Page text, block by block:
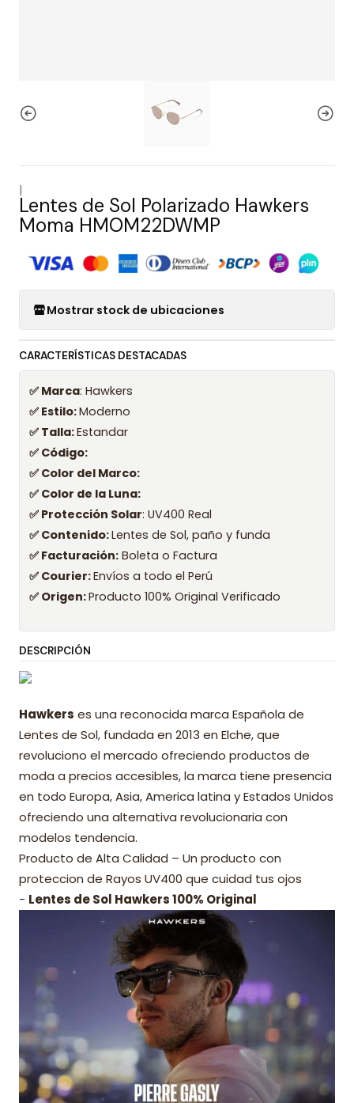
|
Lentes de Sol Polarizado Hawkers
Moma HMOM22DWMP
Mostrar stock de ubicaciones
CARACTERÍSTICAS DESTACADAS
✅ Marca: Hawkers
✅ Estilo:Moderno
✅ Talla:Estandar
✅ Código:
✅ Color del Marco:
✅ Color de la Luna:
✅ Protección Solar: UV400 Real
✅ Contenido:Lentes de Sol, paño y funda
✅ Facturación: Boleta o Factura
✅ Courier:Envíos a todo el Perú
✅ Origen:Producto 100% Original Verificado
DESCRIPCIÓN
Hawkers es una reconocida marca Española de
Lentes de Sol, fundada en 2013 en Elche, que
revoluciono el mercado ofreciendo productos de
moda a precios accesibles, la marca tiene presencia
en todo Europa, Asia, America latina y Estados Unidos
ofreciendo una alternativa revolucionaria con
modelos tendencia.
Producto de Alta Calidad – Un producto con
proteccion de Rayos UV400 que cuidad tus ojos
- Lentes de Sol Hawkers 100% Original